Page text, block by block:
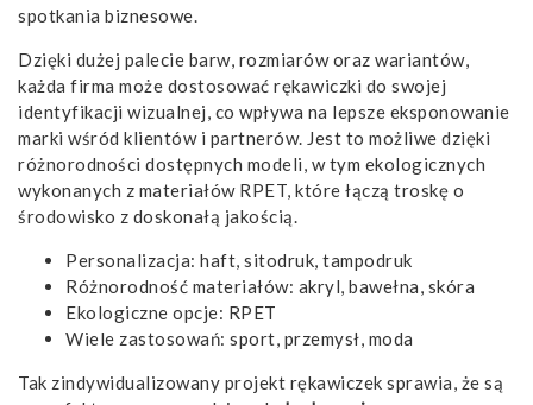
spotkania biznesowe.
Dzięki dużej palecie barw, rozmiarów oraz wariantów,
każda firma może dostosować rękawiczki do swojej
identyfikacji wizualnej, co wpływa na lepsze eksponowanie
marki wśród klientów i partnerów. Jest to możliwe dzięki
różnorodności dostępnych modeli, w tym ekologicznych
wykonanych z materiałów RPET, które łączą troskę o
środowisko z doskonałą jakością.
Personalizacja: haft, sitodruk, tampodruk
Różnorodność materiałów: akryl, bawełna, skóra
Ekologiczne opcje: RPET
Wiele zastosowań: sport, przemysł, moda
Tak zindywidualizowany projekt rękawiczek sprawia, że są